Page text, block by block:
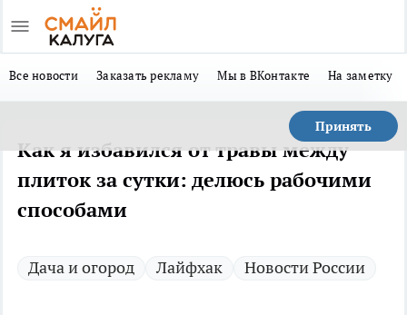
Все новости Заказать рекламу Мы в ВКонтакте На заметку
Принять
Как я избавился от травы между
плиток за сутки: делюсь рабочими
способами
Дача и огород Лайфхак Новости России